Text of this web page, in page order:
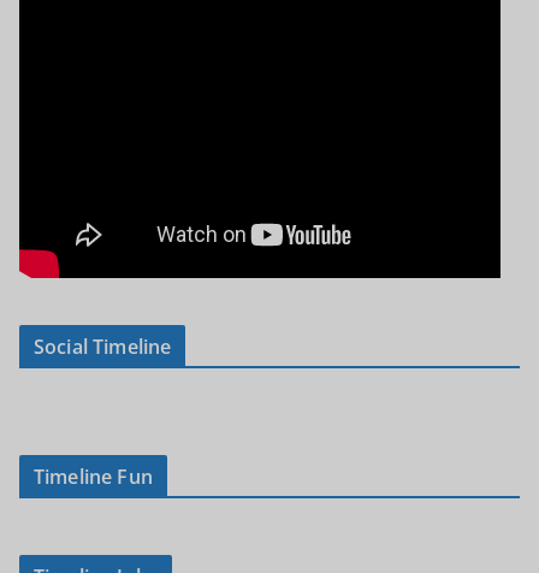
Social Timeline
Timeline Fun